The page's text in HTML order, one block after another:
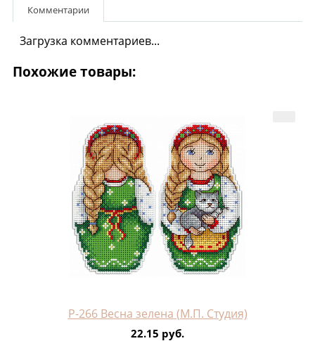
Комментарии
Загрузка комментариев...
Похожие товары:
Р-266 Весна зелена (М.П. Студия)
22.15 руб.